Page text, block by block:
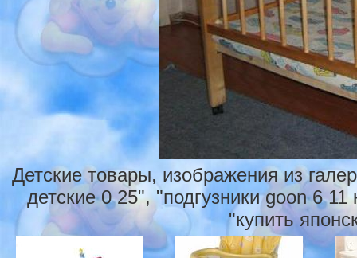
Детские товары, изображения из
детские 0 25", "подгузники goon 6
"купить